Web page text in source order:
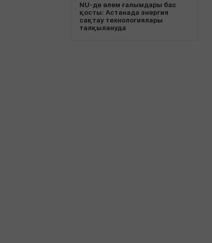
NU-де әлем ғалымдары бас
қосты: Астанада энергия
сақтау технологиялары
талқылануда